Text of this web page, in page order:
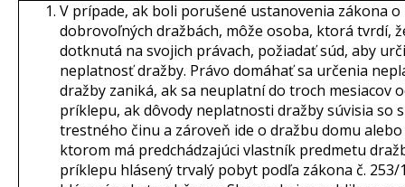
V prípade, ak boli porušené ustanovenia zákona o
dobrovoľných dražbách, môže osoba, ktorá tvrdí,
dotknutá na svojich právach, požiadať súd, aby
neplatnosť dražby. Právo domáhať sa určenia
dražby zaniká, ak sa neuplatní do troch mesiacov
príklepu, ak dôvody neplatnosti dražby súvisia so
trestného činu a zároveň ide o dražbu domu
ktorom má predchádzajúci vlastník predmetu
príklepu hlásený trvalý pobyt podľa zákona č. 253/